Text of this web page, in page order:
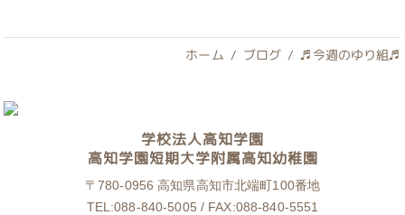
ホーム ブログ ♬今週のゆり組♬
学校法人高知学園
高知学園短期大学附属高知幼稚園
〒780-0956高知県高知市北端町100番地
TEL:088-840-5005 / FAX:088-840-5551